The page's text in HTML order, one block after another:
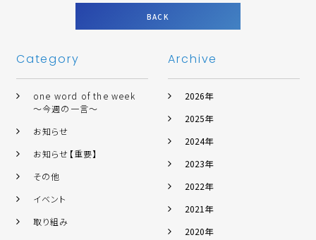
BACK
Category
one word of the week
～今週の一言～
お知らせ
お知らせ【重要】
その他
イベント
取り組み
Archive
2026年
2025年
2024年
2023年
2022年
2021年
2020年